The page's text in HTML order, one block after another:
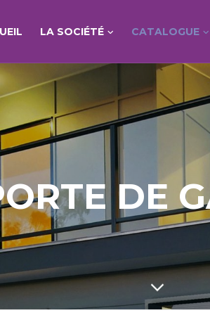
LA SOCIÉTÉ CATALOGUE
DE